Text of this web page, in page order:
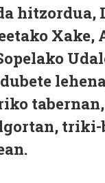
hitzordua,
Xake,
triki-